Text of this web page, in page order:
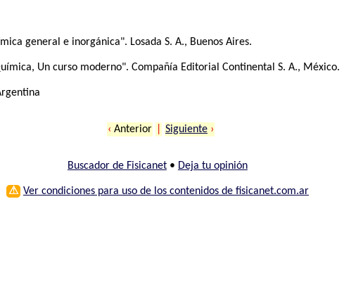
general e inorgánica". Losada S. A., Buenos Aires.
Un curso moderno". Compañía Editorial Continental S. A., México.
‹ Anterior Siguiente ›
Buscador de Fisicanet• Deja tu opinión
⚠ Ver condiciones para uso de los contenidos de fisicanet.com.ar